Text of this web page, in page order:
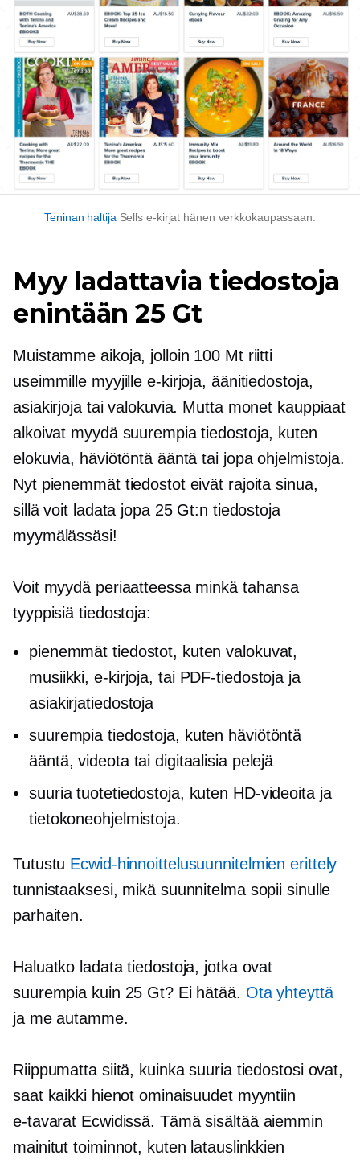
Teninan haltijaSells e-kirjat hänen verkkokaupassaan.
Myy ladattavia tiedostoja
enintään 25 Gt
Muistamme aikoja, jolloin 100 Mt riitti
useimmille myyjille e-kirjoja, äänitiedostoja,
asiakirjoja tai valokuvia. Mutta monet kauppiaat
alkoivat myydä suurempia tiedostoja, kuten
elokuvia, häviötöntä ääntä tai jopa ohjelmistoja.
Nyt pienemmät tiedostot eivät rajoita sinua,
sillä voit ladata jopa 25 Gt:n tiedostoja
myymälässäsi!
Voit myydä periaatteessa minkä tahansa
tyyppisiä tiedostoja:
pienemmät tiedostot, kuten valokuvat,
musiikki,e-kirjoja, tai PDF-tiedostoja ja
asiakirjatiedostoja
suurempia tiedostoja, kuten häviötöntä
ääntä, videota tai digitaalisia pelejä
suuria tuotetiedostoja, kuten HD-videoita ja
tietokoneohjelmistoja.
Tutustu Ecwid-hinnoittelusuunnitelmien erittely
tunnistaaksesi, mikä suunnitelma sopii sinulle
parhaiten.
Haluatko ladata tiedostoja, jotka ovat
suurempia kuin 25 Gt? Ei hätää. Ota yhteyttä
ja me autamme.
Riippumatta siitä, kuinka suuria tiedostosi ovat,
saat kaikki hienot ominaisuudet myyntiin
e-tavarat Ecwidissä. Tämä sisältää aiemmin
mainitut toiminnot, kuten latauslinkkien